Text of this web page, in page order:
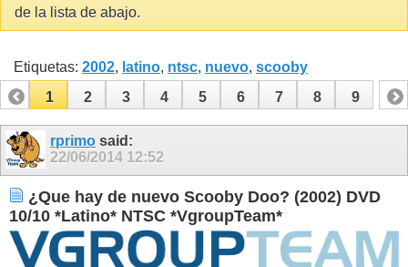
de la lista de abajo.
Etiquetas: 2002, latino, ntsc, nuevo, scooby
1
2 3 4 5 6 7 8 9
rprimo said:
22/06/2014 12:52
¿Que hay de nuevo Scooby Doo? (2002) DVD
10/10 *Latino* NTSC *VgroupTeam*